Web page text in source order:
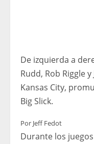
De izquierda a
Rudd, Rob Riggle
Kansas City,
Big Slick.
Por Jeff Fedot
Durante los